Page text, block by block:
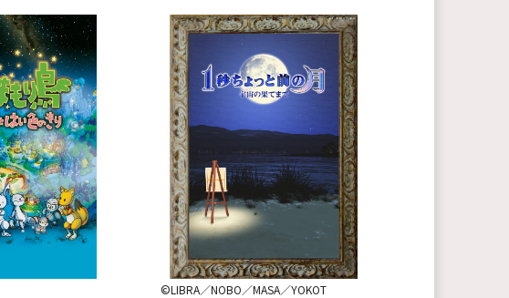
©LIBRA／NOBO／MASA／YOKOT